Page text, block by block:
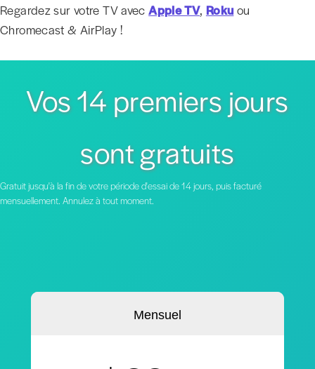
Regardez sur votre TV avecApple TV, Roku ou
Chromecast & AirPlay !
Vos 14 premiers jours
sont gratuits
Gratuit jusqu'à la fin de votre période d'essai de 14 jours, puis facturé
mensuellement. Annulez à tout moment.
Mensuel